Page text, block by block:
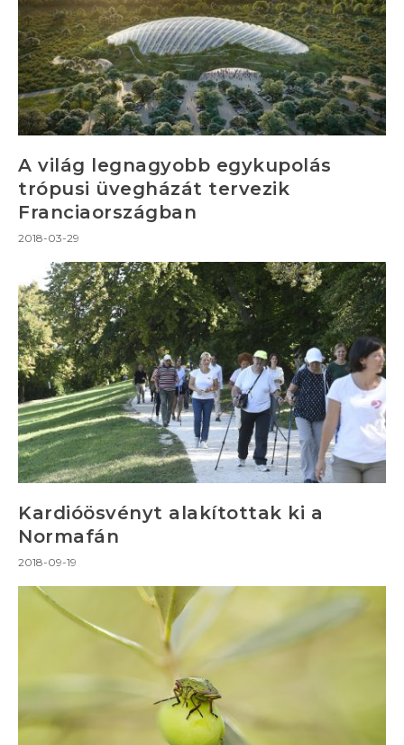
A világ legnagyobb egykupolás
trópusi üvegházát tervezik
Franciaországban
2018-03-29
Kardióösvényt alakítottak ki a
Normafán
2018-09-19